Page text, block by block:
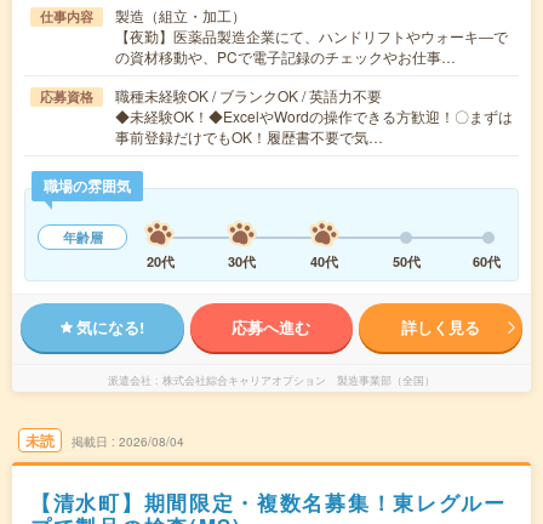
仕事内容
製造（組立・加工）
【夜勤】医薬品製造企業にて、ハンドリフトやウォーキ―で
の資材移動や、PCで電子記録のチェックやお仕事…
応募資格
職種未経験OK / ブランクOK / 英語力不要
◆未経験OK！◆ExcelやWordの操作できる方歓迎！〇まずは
事前登録だけでもOK！履歴書不要で気…
職場の雰囲気
年齢層
20代
30代 40代 50代 60代
気になる! 応募へ進む 詳しく見る
派遣会社 株式会社綜合キャリアオプション 製造事業部（全国）
未読 掲載日 2026/08/04
【清水町】期間限定・複数名募集！東レグルー